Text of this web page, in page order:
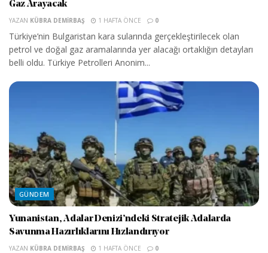
Gaz Arayacak
YAZAN KÜBRA DEMIRBAŞ 1 HAFTA ÖNCE 0
Türkiye’nin Bulgaristan kara sularında gerçekleştirilecek olan
petrol ve doğal gaz aramalarında yer alacağı ortaklığın detayları
belli oldu. Türkiye Petrolleri Anonim...
GÜNDEM
Yunanistan, Adalar Denizi’ndeki Stratejik Adalarda
Savunma Hazırlıklarını Hızlandırıyor
YAZAN KÜBRA DEMIRBAŞ 1 HAFTA ÖNCE 0